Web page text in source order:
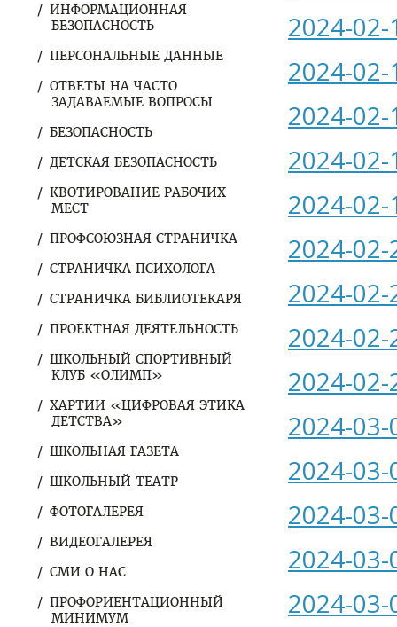
ИНФОРМАЦИОННАЯ
БЕЗОПАСНОСТЬ
ПЕРСОНАЛЬНЫЕ ДАННЫЕ
ОТВЕТЫ НА ЧАСТО
ЗАДАВАЕМЫЕ ВОПРОСЫ
БЕЗОПАСНОСТЬ
ДЕТСКАЯ БЕЗОПАСНОСТЬ
КВОТИРОВАНИЕ РАБОЧИХ
МЕСТ
ПРОФСОЮЗНАЯ СТРАНИЧКА
СТРАНИЧКА ПСИХОЛОГА
СТРАНИЧКА БИБЛИОТЕКАРЯ
ПРОЕКТНАЯ ДЕЯТЕЛЬНОСТЬ
ШКОЛЬНЫЙ СПОРТИВНЫЙ
КЛУБ «ОЛИМП»
ХАРТИИ «ЦИФРОВАЯ ЭТИКА
ДЕТСТВА»
ШКОЛЬНАЯ ГАЗЕТА
ШКОЛЬНЫЙ ТЕАТР
ФОТОГАЛЕРЕЯ
ВИДЕОГАЛЕРЕЯ
СМИ О НАС
ПРОФОРИЕНТАЦИОННЫЙ
МИНИМУМ
2024-
2024-
2024-
2024-
2024-
2024-
2024-
2024-
2024-
2024-
2024-
2024-
2024-
2024-